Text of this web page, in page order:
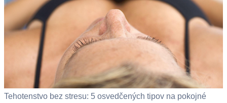
Tehotenstvo bez stresu: 5 osvedčených tipov na pokojné